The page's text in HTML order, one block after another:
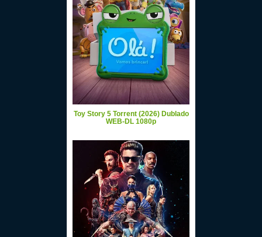
Toy Story 5 Torrent (2026) Dublado
WEB-DL 1080p